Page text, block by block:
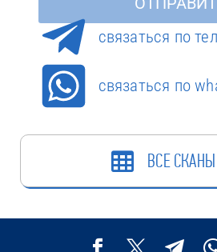
cвязаться по
связаться по
ВСЕ